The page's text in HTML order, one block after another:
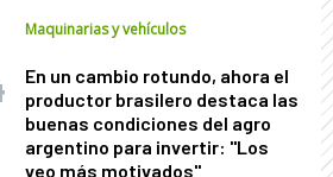
Maquinarias y vehículos
En un cambio rotundo, ahora el
productor brasilero destaca las
buenas condiciones del agro
argentino para invertir: "Los
veo más motivados"